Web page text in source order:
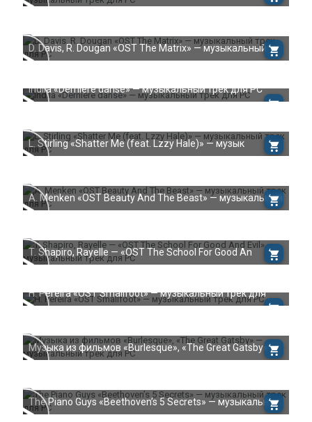
D. Davis, R. Dougan «OST The Matrix» — музыкальный
Indila «Derniere danse» — музыкальный трек для РС
L. Stirling «Shatter Me (feat. Lzzy Hale)» — музык
A. Menken «OST Beauty And The Beast» — музыкальный
T. Shapiro, Rayelle — «OST The School For Good An
H. Pereira «OST Smallfoot» — музыкальный трек для
Музыка из фильмов «Burlesque», «The Great Gatsby»
The Piano Guys «Beethoven’s 5 Secrets» — музыкальн